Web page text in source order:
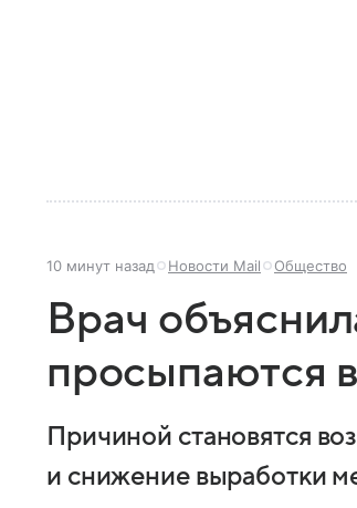
10 минут назад Новости Mail Общество
Врач
просыпаются
Причиной становятся
и снижение выработки